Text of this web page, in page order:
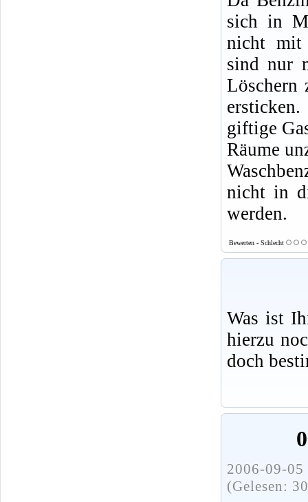
sich in
nicht mit
sind nur
Löschern
giftige
Räume
nicht in
werden.
Bewerten - Schlecht
Was ist
hierzu
doch
2006-09-
(Gelesen: